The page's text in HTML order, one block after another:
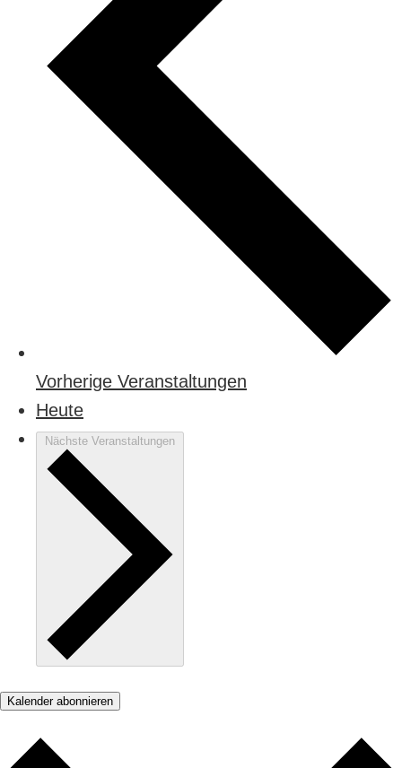
Vorherige Veranstaltungen
Heute
Nächste Veranstaltungen
Kalender abonnieren